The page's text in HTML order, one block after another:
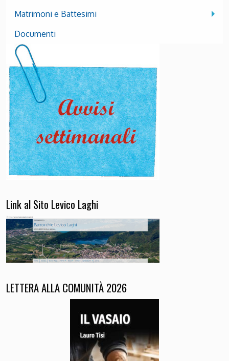
Matrimoni e Battesimi
Documenti
Link al Sito Levico Laghi
LETTERA ALLA COMUNITÀ 2026